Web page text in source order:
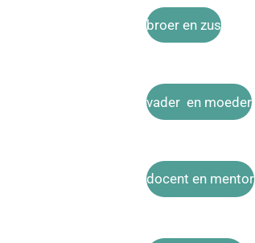
broer en zus
vader en moeder
docent en mentor